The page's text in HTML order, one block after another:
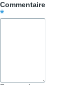
Commentaire